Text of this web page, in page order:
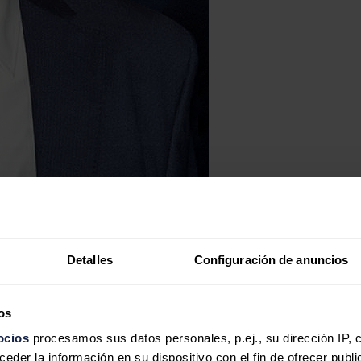
Detalles Configuración de anuncios
procesamos sus datos personales, p.ej., su dirección IP,
la información en su dispositivo con el fin de ofrecer